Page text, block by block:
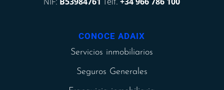
CONOCE ADAIX
Servicios inmobiliarios
Seguros Generales